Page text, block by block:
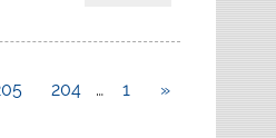
«
1
…
204